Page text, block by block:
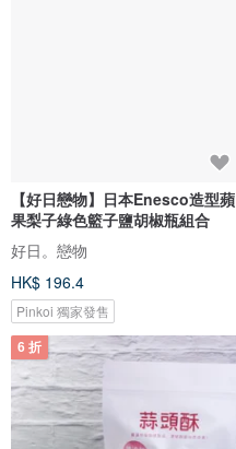
【好日戀物】日本Enesco造型蘋
果梨子綠色籃子鹽胡椒瓶組合
好日。戀物
HK$ 196.4
Pinkoi 獨家發售
6 折